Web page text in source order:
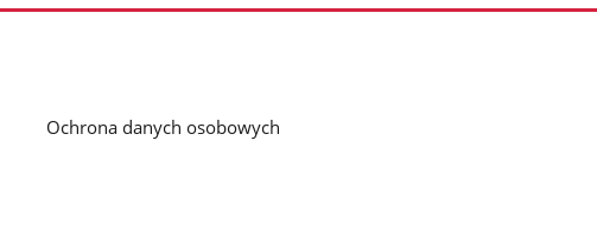
Ochrona danych osobowych